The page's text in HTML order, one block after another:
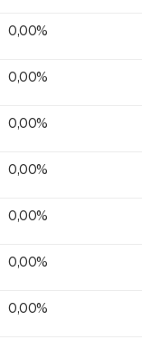
0,00%
0,00%
0,00%
0,00%
0,00%
0,00%
0,00%